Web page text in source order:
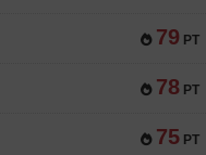
79 PT
78 PT
75 PT